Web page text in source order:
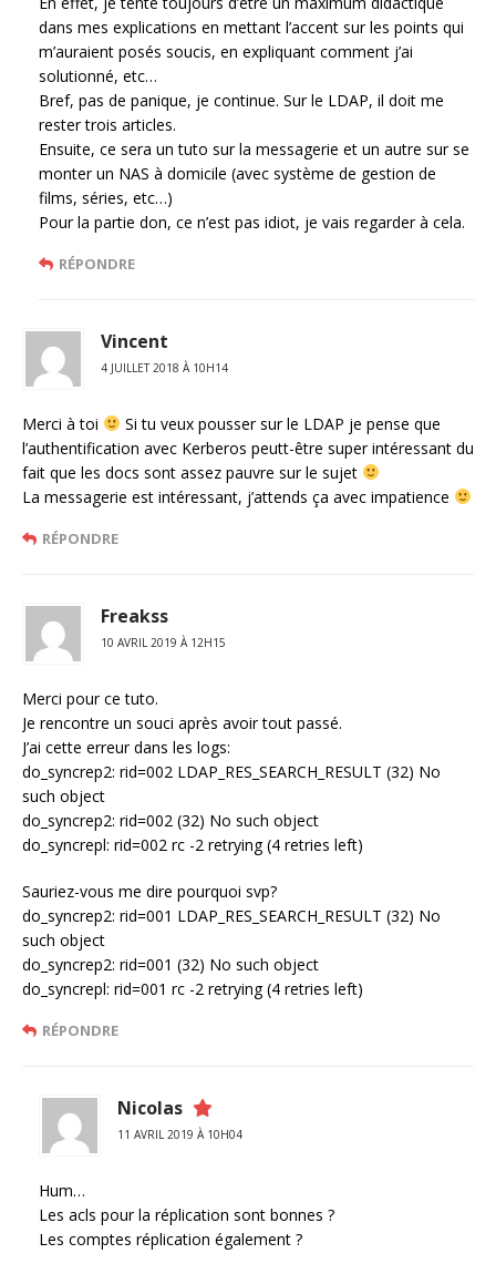
dans mes explications en mettant l’accent sur les points qui
m’auraient posés soucis, en expliquant comment j’ai
solutionné, etc…
Bref, pas de panique, je continue. Sur le LDAP, il doit me
rester trois articles.
Ensuite, ce sera un tuto sur la messagerie et un autre sur se
monter un NAS à domicile (avec système de gestion de
films, séries, etc…)
Pour la partie don, ce n’est pas idiot, je vais regarder à cela.
RÉPONDRE
Vincent
4 JUILLET 2018 À 10H14
Merci à toi
Si tu veux pousser sur le LDAP je pense que
l’authentification avec Kerberos peutt-être super intéressant du
fait que les docs sont assez pauvre sur le sujet
La messagerie est intéressant, j’attends ça avec impatience
RÉPONDRE
Freakss
10 AVRIL 2019 À 12H15
Merci pour ce tuto.
Je rencontre un souci après avoir tout passé.
J’ai cette erreur dans les logs:
do_syncrep2: rid=002 LDAP_RES_SEARCH_RESULT (32) No
such object
do_syncrep2: rid=002 (32) No such object
do_syncrepl: rid=002 rc -2 retrying (4 retries left)
Sauriez-vous me dire pourquoi svp?
do_syncrep2: rid=001 LDAP_RES_SEARCH_RESULT (32) No
such object
do_syncrep2: rid=001 (32) No such object
do_syncrepl: rid=001 rc -2 retrying (4 retries left)
RÉPONDRE
Nicolas
11 AVRIL 2019 À 10H04
Hum…
Les acls pour la réplication sont bonnes ?
Les comptes réplication également ?